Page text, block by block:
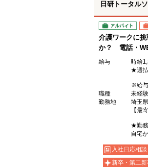
日研トータル
アルバイト パ
介護ワークに
か？ 電話・
給与
時給
★週払
※給与
職種
未経
勤務地
埼玉
【最
★勤
自宅
入社日応相談
新卒・第二